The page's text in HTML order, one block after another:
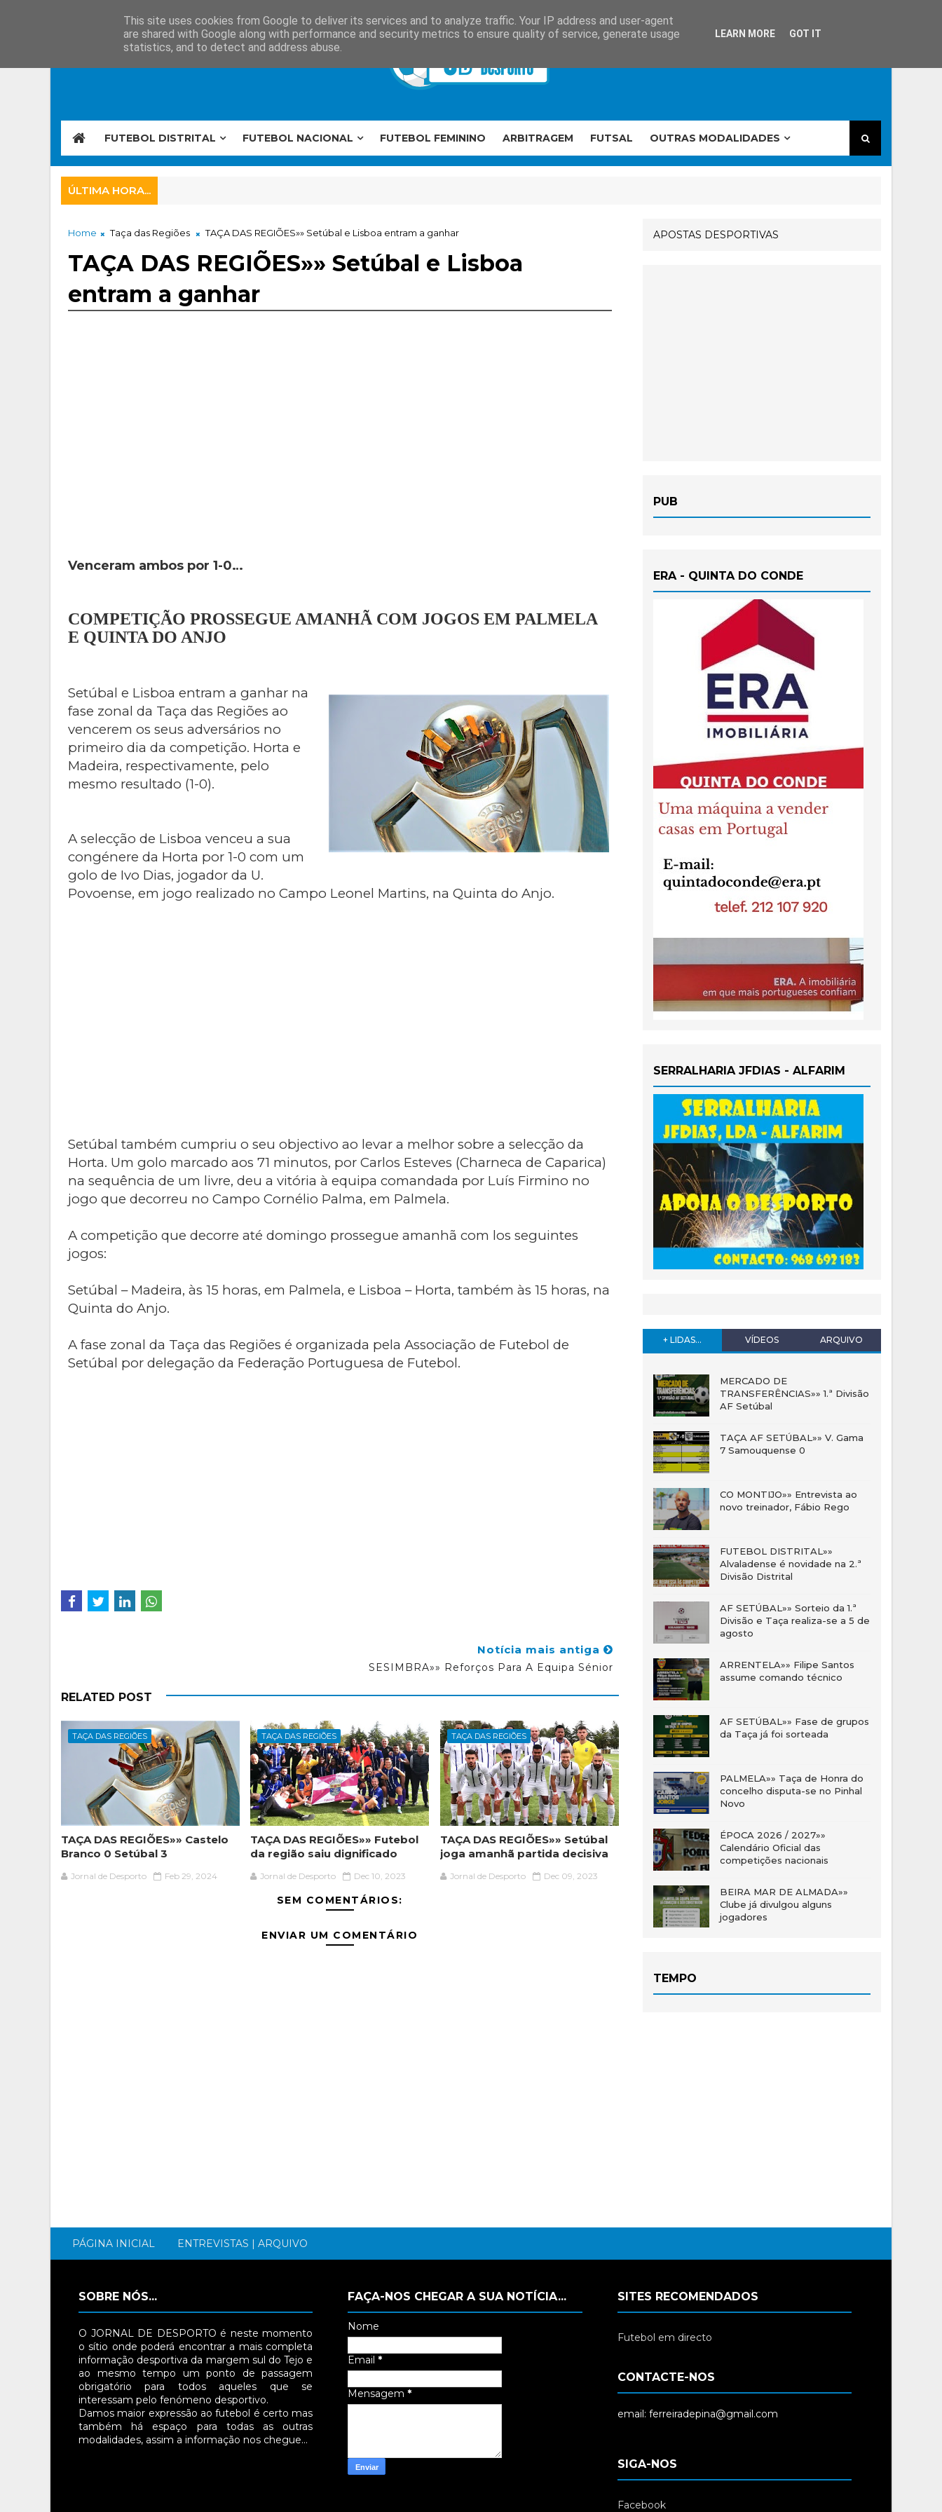
FUTEBOL DISTRITAL FUTEBOL NACIONAL FUTEBOL FEMININO ARBITRAGEM FUTSAL OUTRAS MODALIDADES
ÚLTIMA HORA...
Home Taça das Regiões TAÇA DAS REGIÕES»» Setúbal e Lisboa entram a ganhar
TAÇA DAS REGIÕES»» Setúbal e Lisboa
entram a ganhar
Venceram ambos por 1-0…
COMPETIÇÃO PROSSEGUE AMANHÃ COM JOGOS EM PALMELA
E QUINTA DO ANJO
Setúbal e Lisboa entram a ganhar na
fase zonal da Taça das Regiões ao
vencerem os seus adversários no
primeiro dia da competição. Horta e
Madeira, respectivamente, pelo
mesmo resultado (1-0).
A selecção de Lisboa venceu a sua
congénere da Horta por 1-0 com um
golo de Ivo Dias, jogador da U.
Povoense, em jogo realizado no Campo Leonel Martins, na Quinta do Anjo.
Setúbal também cumpriu o seu objectivo ao levar a melhor sobre a selecção da
Horta. Um golo marcado aos 71 minutos, por Carlos Esteves (Charneca de Caparica)
na sequência de um livre, deu a vitória à equipa comandada por Luís Firmino no
jogo que decorreu no Campo Cornélio Palma, em Palmela.
A competição que decorre até domingo prossegue amanhã com los seguintes
jogos:
Setúbal – Madeira, às 15 horas, em Palmela, e Lisboa – Horta, também às 15 horas, na
Quinta do Anjo.
A fase zonal da Taça das Regiões é organizada pela Associação de Futebol de
Setúbal por delegação da Federação Portuguesa de Futebol.
Notícia mais antiga
SESIMBRA»» Reforços Para A Equipa Sénior
RELATED POST
TAÇA DAS REGIÕES
TAÇA DAS REGIÕES»» Castelo
Branco 0 Setúbal 3
Jornal de Desporto Feb 29, 2024
TAÇA DAS REGIÕES
TAÇA DAS REGIÕES»» Futebol
da região saiu dignificado
Jornal de Desporto Dec 10, 2023
TAÇA DAS REGIÕES
TAÇA DAS REGIÕES»» Setúbal
joga amanhã partida decisiva
Jornal de Desporto Dec 09, 2023
SEM COMENTÁRIOS:
ENVIAR UM COMENTÁRIO
APOSTAS DESPORTIVAS
PUB
ERA - QUINTA DO CONDE
SERRALHARIA JFDIAS - ALFARIM
+ LIDAS... VÍDEOS ARQUIVO
MERCADO DE
TRANSFERÊNCIAS»» 1.ª Divisão
AF Setúbal
TAÇA AF SETÚBAL»» V. Gama
7 Samouquense 0
CO MONTIJO»» Entrevista ao
novo treinador, Fábio Rego
FUTEBOL DISTRITAL»»
Alvaladense é novidade na 2.ª
Divisão Distrital
AF SETÚBAL»» Sorteio da 1.ª
Divisão e Taça realiza-se a 5 de
agosto
ARRENTELA»» Filipe Santos
assume comando técnico
AF SETÚBAL»» Fase de grupos
da Taça já foi sorteada
PALMELA»» Taça de Honra do
concelho disputa-se no Pinhal
Novo
ÉPOCA 2026 / 2027»»
Calendário Oficial das
competições nacionais
BEIRA MAR DE ALMADA»»
Clube já divulgou alguns
jogadores
TEMPO
PÁGINA INICIAL ENTREVISTAS | ARQUIVO
SOBRE NÓS...
O JORNAL DE DESPORTO é neste momento
o sítio onde poderá encontrar a mais completa
informação desportiva da margem sul do Tejo e
ao mesmo tempo um ponto de passagem
obrigatório para todos aqueles que se
interessam pelo fenómeno desportivo.
Damos maior expressão ao futebol é certo mas
também há espaço para todas as outras
modalidades, assim a informação nos chegue…
FAÇA-NOS CHEGAR A SUA NOTÍCIA...
Nome
Email *
Mensagem *
SITES RECOMENDADOS
Futebol em directo
CONTACTE-NOS
email: ferreiradepina@gmail.com
SIGA-NOS
Facebook
This site uses cookies from Google to deliver its services and to analyze traffic. Your IP address and user-agent
are shared with Google along with performance and security metrics to ensure quality of service, generate usage
statistics, and to detect and address abuse.
LEARN MORE GOT IT